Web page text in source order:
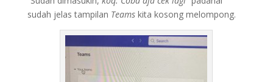
sudah jelas tampilan Teamskita kosong melompong.